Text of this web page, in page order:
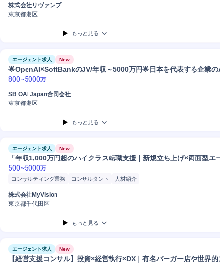
株式会社リヴァンプ
東京都港区
もっと見る
エージェント求人 New
🌟OpenAI×SoftBankのJV/年収～5000万円🌟日本を代表する企業の
800~5000万
SB OAI Japan合同会社
東京都港区
もっと見る
エージェント求人 New
「年収1,000万円超のハイクラス転職支援｜新規立ち上げ×両面型エ
500~5000万
コンサルティング業務 コンサルタント 人材紹介
株式会社MyVision
東京都千代田区
もっと見る
エージェント求人 New
【経営支援コンサル】投資×経営執行×DX｜有名バーガー店や世界